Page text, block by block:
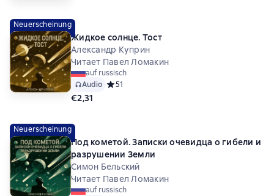
Neuerscheinung
Жидкое солнце. Тост
Александр Куприн
Читает Павел Ломакин
auf russisch
Audio Средний рейтинг 5 на основе 1 оценок
51
€2,31
Neuerscheinung
Под кометой. Записки очевидца о гибели и
разрушении Земли
Симон Бельский
Читает Павел Ломакин
auf russisch